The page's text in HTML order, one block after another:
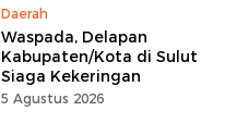
Daerah
Waspada, Delapan
Kabupaten/Kota di Sulut
Siaga Kekeringan
5 Agustus 2026